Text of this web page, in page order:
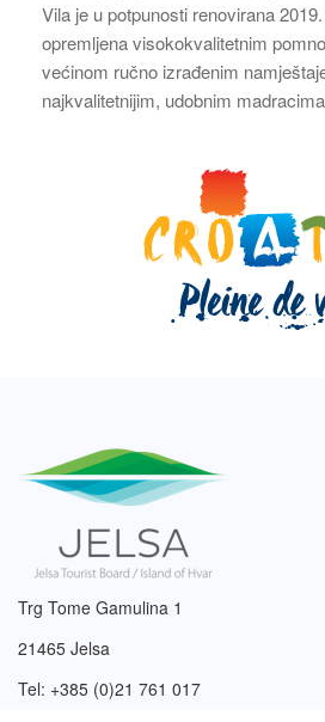
Vila je u potpunosti renovirana
opremljena visokokvalitetnim
većinom ručno izrađenim
najkvalitetnijim, udobnim
Trg Tome Gamulina 1
21465 Jelsa
Tel: +385 (0)21 761 017